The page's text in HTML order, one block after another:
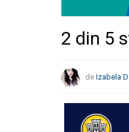
2 din 5
de Izabela